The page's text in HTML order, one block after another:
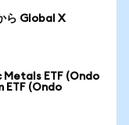
ら Global X
ETF (Ondo
ETF (Ondo